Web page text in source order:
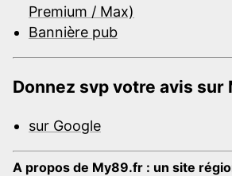
Premium / Max)
Bannière pub
Donnez svp votre avis sur
sur Google
A propos de My89.fr : un site